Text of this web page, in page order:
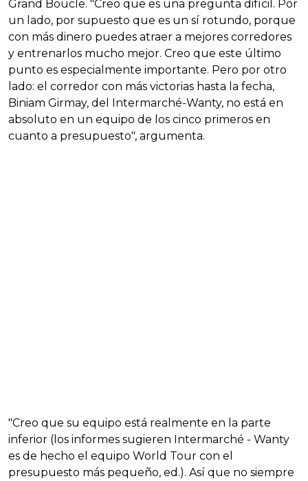
Grand Boucle. "Creo que es una pregunta difícil. Por
un lado, por supuesto que es un sí rotundo, porque
con más dinero puedes atraer a mejores corredores
y entrenarlos mucho mejor. Creo que este último
punto es especialmente importante. Pero por otro
lado: el corredor con más victorias hasta la fecha,
Biniam Girmay, del Intermarché-Wanty, no está en
absoluto en un equipo de los cinco primeros en
cuanto a presupuesto", argumenta.
"Creo que su equipo está realmente en la parte
inferior (los informes sugieren Intermarché - Wanty
es de hecho el equipo World Tour con el
presupuesto más pequeño, ed.). Así que no siempre